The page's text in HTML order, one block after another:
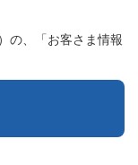
の、「お客さま情報